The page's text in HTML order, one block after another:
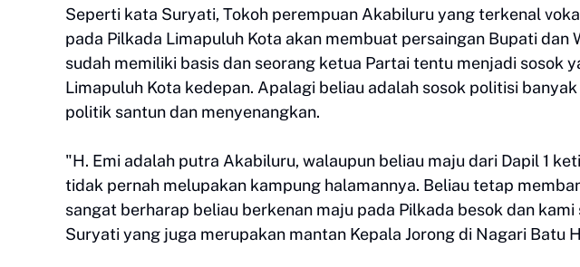
Seperti kata Suryati, Tokoh perempuan Akabiluru yang terkenal
pada Pilkada Limapuluh Kota akan membuat persaingan Bupati dan
sudah memiliki basis dan seorang ketua Partai tentu menjadi sosok
Limapuluh Kota kedepan. Apalagi beliau adalah sosok politisi
politik santun dan menyenangkan.
"H. Emi adalah putra Akabiluru, walaupun beliau maju dari Dapil 1
tidak pernah melupakan kampung halamannya. Beliau tetap
sangat berharap beliau berkenan maju pada Pilkada besok dan
Suryati yang juga merupakan mantan Kepala Jorong di Nagari Batu